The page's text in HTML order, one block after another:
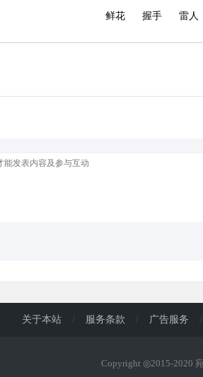
鲜花 握手 雷人
关于本站 / 服务条款 / 广告服务 /
Copyright ◎2015-2020